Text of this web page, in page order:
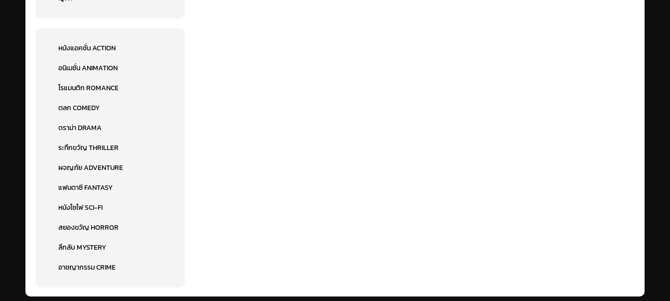
หนังแอคชั่น ACTION
อนิเมชั่น ANIMATION
โรแมนติก ROMANCE
ตลก COMEDY
ดราม่า DRAMA
ระทึกขวัญ THRILLER
ผจญภัย ADVENTURE
แฟนตาซี FANTASY
หนังไซไฟ SCI-FI
สยองขวัญ HORROR
ลึกลับ MYSTERY
อาชญากรรม CRIME